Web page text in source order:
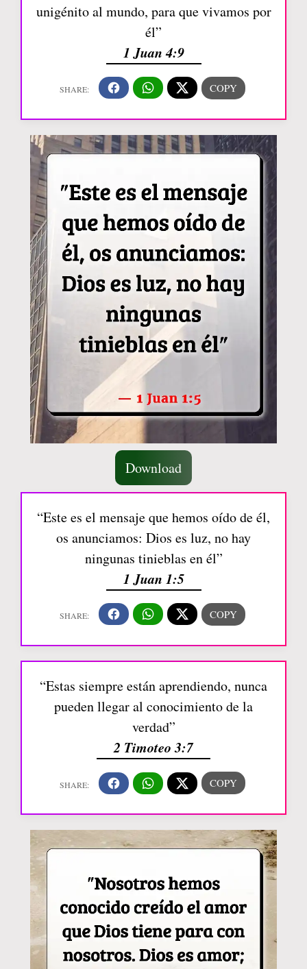
unigénito al mundo, para que vivamos por
él”
1 Juan 4:9
Download
“Este es el mensaje que hemos oído de él,
os anunciamos: Dios es luz, no hay
ningunas tinieblas en él”
1 Juan 1:5
“Estas siempre están aprendiendo, nunca
pueden llegar al conocimiento de la
verdad”
2 Timoteo 3:7